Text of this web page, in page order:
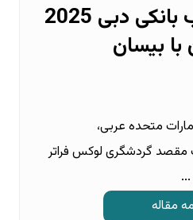
افتتاح حساب بانکی دبی 2025
با بیسان
متحده عربی،
گردشگری لوکس فراتر
مقاله